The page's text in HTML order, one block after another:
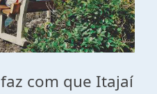
faz com que Itajaí